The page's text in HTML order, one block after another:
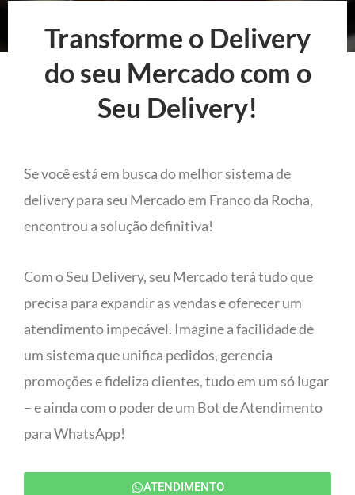
Transforme o Delivery
do seu Mercado com o
Seu Delivery!
Se você está em busca do melhor sistema de
delivery para seu Mercado em Franco da Rocha,
encontrou a solução definitiva!
Com o Seu Delivery, seu Mercado terá tudo que
precisa para expandir as vendas e oferecer um
atendimento impecável. Imagine a facilidade de
um sistema que unifica pedidos, gerencia
promoções e fideliza clientes, tudo em um só lugar
– e ainda com o poder de um Bot de Atendimento
para WhatsApp!
ATENDIMENTO